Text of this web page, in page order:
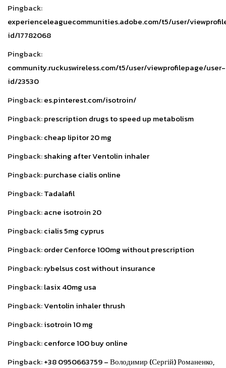
Pingback:
experienceleaguecommunities.adobe.com/t5/user/
id/17782068
Pingback:
community.ruckuswireless.com/t5/user/viewprofilepage/user-
id/23530
Pingback:es.pinterest.com/isotroin/
Pingback:prescription drugs to speed up metabolism
Pingback:cheap lipitor 20 mg
Pingback:shaking after Ventolin inhaler
Pingback:purchase cialis online
Pingback:Tadalafil
Pingback:acne isotroin 20
Pingback:cialis 5mg cyprus
Pingback:order Cenforce 100mg without prescription
Pingback:rybelsus cost without insurance
Pingback:lasix 40mg usa
Pingback:Ventolin inhaler thrush
Pingback:isotroin 10 mg
Pingback:cenforce 100 buy online
Pingback:+38 0950663759 – Володимир (Сергій) Романенко,